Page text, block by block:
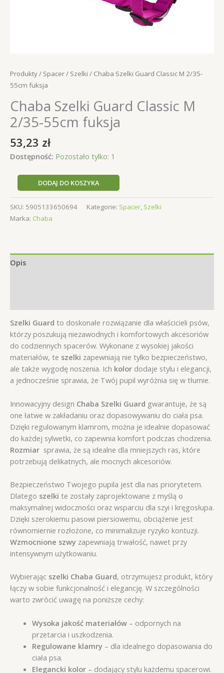
Produkty/ Spacer/ Szelki / Chaba Szelki Guard Classic M 2/35-
55cm fuksja
Chaba Szelki Guard Classic M
2/35-55cm fuksja
53,23 zł
Dostępność: Pozostało tylko: 1
ilość
Chaba
Szelki
Guard
55cm
DODAJ DO KOSZYKA
SKU: 5905133650694 Kategorie: Spacer, Szelki
Marka: Chaba
Opis
Szelki Guard to doskonałe rozwiązanie dla właścicieli psów,
którzy poszukują niezawodnych i komfortowych akcesoriów
do codziennych spacerów. Wykonane z wysokiej jakości
materiałów, te szelki zapewniają nie tylko bezpieczeństwo,
ale także wygodę noszenia. Ich kolor dodaje stylu i elegancji,
a jednocześnie sprawia, że Twój pupil wyróżnia się w tłumie.
Innowacyjny design Chaba Szelki Guard gwarantuje, że są
one łatwe w zakładaniu oraz dopasowywaniu do ciała psa.
Dzięki regulowanym klamrom, można je idealnie dopasować
do każdej sylwetki, co zapewnia komfort podczas chodzenia.
Rozmiar sprawia, że są idealne dla mniejszych ras, które
potrzebują delikatnych, ale mocnych akcesoriów.
Bezpieczeństwo Twojego pupila jest dla nas priorytetem.
Dlatego szelki te zostały zaprojektowane z myślą o
maksymalnej widoczności oraz wsparciu dla szyi i kręgosłupa.
Dzięki szerokiemu pasowi piersiowemu, obciążenie jest
równomiernie rozłożone, co minimalizuje ryzyko kontuzji.
Wzmocnione szwy zapewniają trwałość, nawet przy
intensywnym użytkowaniu.
Wybierając szelki Chaba Guard, otrzymujesz produkt, który
łączy w sobie funkcjonalność i elegancję. W szczególności
warto zwrócić uwagę na poniższe cechy:
Wysoka jakość materiałów– odpornych na
przetarcia i uszkodzenia.
Regulowane klamry– dla idealnego dopasowania do
ciała psa.
Elegancki kolor– dodający stylu każdemu spacerowi.